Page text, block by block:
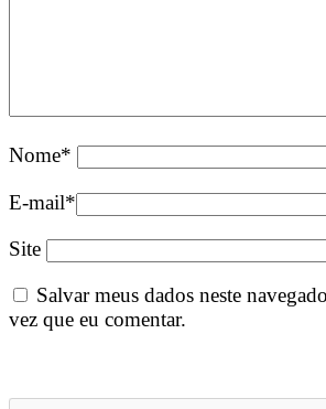
Nome*
E-mail*
Site
Salvar meus dados neste
vez que eu comentar.